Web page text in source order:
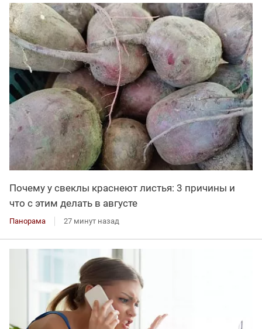
Почему у свеклы краснеют листья: 3 причины и
что с этим делать в августе
Панорама 27 минут назад